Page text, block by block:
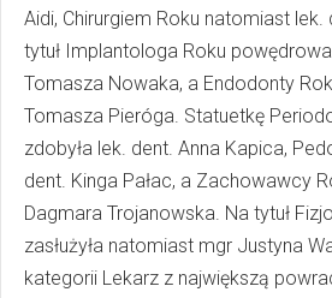
Aidi, Chirurgiem Roku natomiast lek.
tytuł Implantologa Roku
Tomasza Nowaka, a Endodonty
Tomasza Pieróga. Statuetkę
zdobyła lek. dent. Anna Kapica,
dent. Kinga Pałac, a Zachowawcy
Dagmara Trojanowska. Na tytuł
zasłużyła natomiast mgr Justyna
kategorii Lekarz z największą